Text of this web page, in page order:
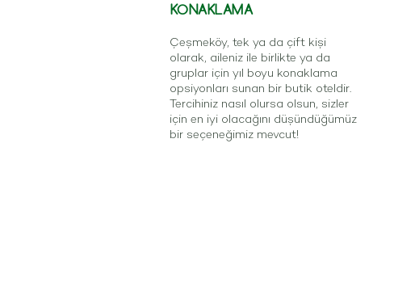
KONAKLAMA
Çeşmeköy, tek ya da çift kişi
olarak, aileniz ile birlikte ya da
gruplar için yıl boyu konaklama
opsiyonları sunan bir butik oteldir.
Tercihiniz nasıl olursa olsun, sizler
için en iyi olacağını düşündüğümüz
bir seçeneğimiz mevcut!